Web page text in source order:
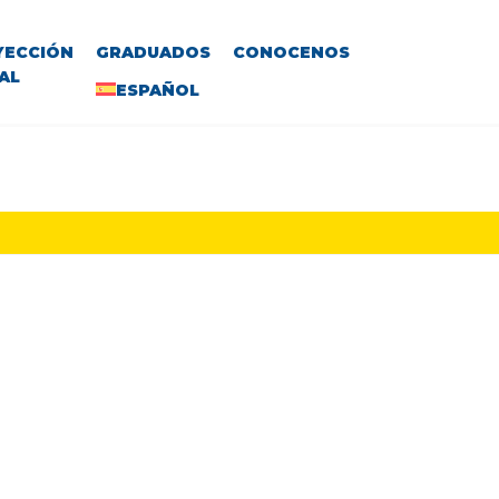
GRADUADOS
CONOCENOS
ESPAÑOL